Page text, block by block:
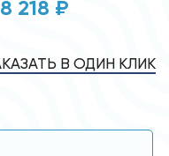
218 ₽
В ОДИН КЛИК